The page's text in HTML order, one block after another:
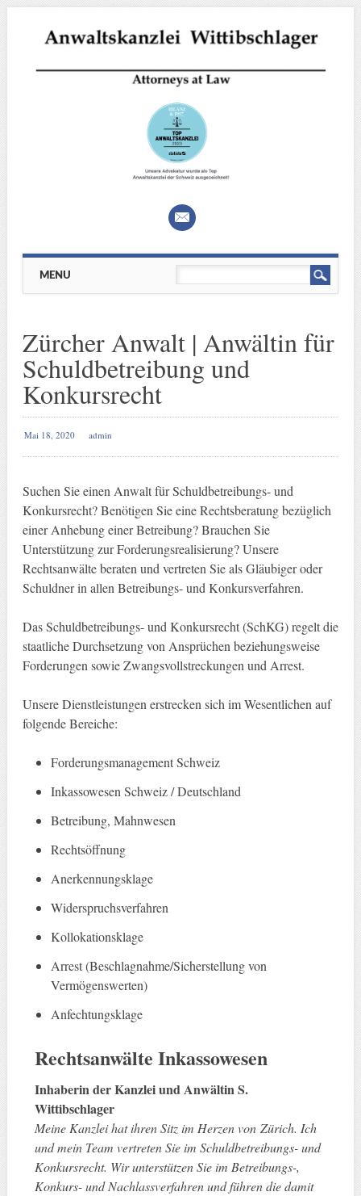
Main menu
MENU
Zürcher Anwalt | Anwältin für
Schuldbetreibung und
Konkursrecht
Mai 18, 2020 admin
Suchen Sie einen Anwalt für Schuldbetreibungs- und
Konkursrecht? Benötigen Sie eine Rechtsberatung bezüglich
einer Anhebung einer Betreibung? Brauchen Sie
Unterstützung zur Forderungsrealisierung? Unsere
Rechtsanwälte beraten und vertreten Sie als Gläubiger oder
Schuldner in allen Betreibungs- und Konkursverfahren.
Das Schuldbetreibungs- und Konkursrecht (SchKG) regelt die
staatliche Durchsetzung von Ansprüchen beziehungsweise
Forderungen sowie Zwangsvollstreckungen und Arrest.
Unsere Dienstleistungen erstrecken sich im Wesentlichen auf
folgende Bereiche:
Forderungsmanagement Schweiz
Inkassowesen Schweiz / Deutschland
Betreibung, Mahnwesen
Rechtsöffnung
Anerkennungsklage
Widerspruchsverfahren
Kollokationsklage
Arrest (Beschlagnahme/Sicherstellung von
Vermögenswerten)
Anfechtungsklage
Rechtsanwälte Inkassowesen
Inhaberin der Kanzlei und Anwältin S.
Wittibschlager
Meine Kanzlei hat ihren Sitz im Herzen von Zürich. Ich
und mein Team vertreten Sie im Schuldbetreibungs- und
Konkursrecht. Wir unterstützen Sie im Betreibungs-,
Konkurs- und Nachlassverfahren und führen die damit